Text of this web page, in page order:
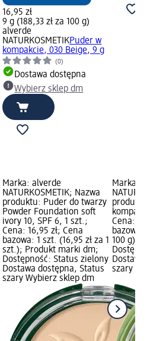
16,95 zł
9 g (188,33 zł za 100 g)
alverde
NATURKOSMETIKPuder w
kompakcie, 030 Beige, 9 g
(0)
Dostawa dostępna
Wybierz sklep dm
Marka: alverde
NATURKOSMETIK; Nazwa
produktu: Puder do twarzy
Powder Foundation soft
ivory 10, SPF 6, 1 szt.;
Cena: 16,95 zł; Cena
bazowa: 1 szt. (16,95 zł za 1
szt.); Produkt marki dm;
Dostępność: Status zielony
Dostawa dostępna, Status
szary Wybierz sklep dm
Marka:
Cena:
bazowa:
100 g);
szary